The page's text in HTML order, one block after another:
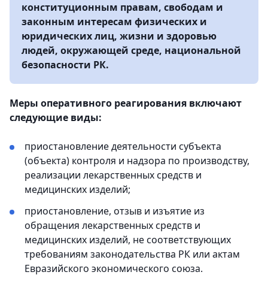
конституционным правам, свободам и
законным интересам физических и
юридических лиц, жизни и здоровью
людей, окружающей среде, национальной
безопасности РК.
Меры оперативного реагирования включают
следующие виды:
приостановление деятельности субъекта
(объекта) контроля и надзора по производству,
реализации лекарственных средств и
медицинских изделий;
приостановление, отзыв и изъятие из
обращения лекарственных средств и
медицинских изделий, не соответствующих
требованиям законодательства РК или актам
Евразийского экономического союза.